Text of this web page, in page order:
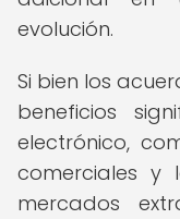
evolución.
Si bien los
beneficios
electrónico,
comerciales y
mercados